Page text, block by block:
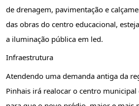
de drenagem, pavimentação e
das obras do centro educacional,
a iluminação pública em led.
Infraestrutura
Atendendo uma demanda antiga da
Pinhais irá realocar o centro